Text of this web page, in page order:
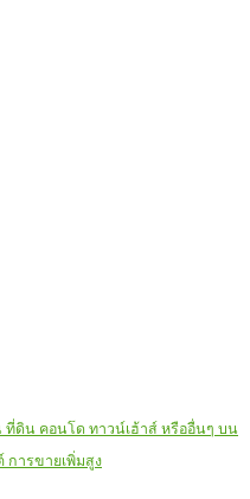
ดิน คอนโด ทาวน์เฮ้าส์ หรืออื่นๆ บน
การขายเพิ่มสูง